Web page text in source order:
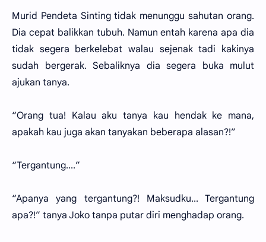
Murid Pendeta Sinting tidak menunggu sahutan orang.
Dia cepat balikkan tubuh. Namun entah karena apa dia
tidak segera berkelebat walau sejenak tadi kakinya
sudah bergerak. Sebaliknya dia segera buka mulut
ajukan tanya.
“Orang tua! Kalau aku tanya kau hendak ke mana,
apakah kau juga akan tanyakan beberapa alasan?!”
“Tergantung....”
“Apanya yang tergantung?! Maksudku... Tergantung
apa?!” tanya Joko tanpa putar diri menghadap orang.